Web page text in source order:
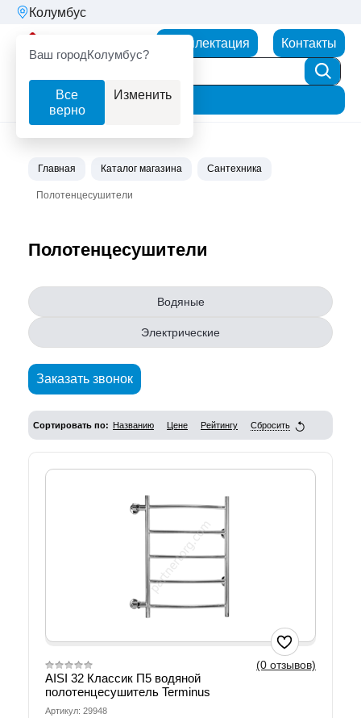
Колумбус
Ваш городКолумбус?
Все
верно
Изменить
Комплектация Контакты
Фильтр
Главная Каталог магазина Сантехника
Полотенцесушители
Полотенцесушители
Водяные
Электрические
Заказать звонок
Сортировать по: Названию Цене Рейтингу Сбросить
(0 отзывов)
AISI 32 Классик П5 водяной
полотенцесушитель Terminus
Артикул: 29948